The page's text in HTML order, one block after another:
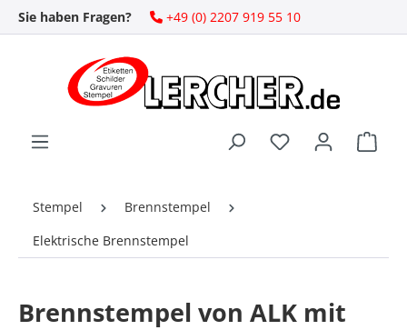
Zum Hauptinhalt springen
Sie haben Fragen? +49 (0) 2207 919 55 10
Stempel
Brennstempel
Elektrische Brennstempel
Brennstempel von ALK mit